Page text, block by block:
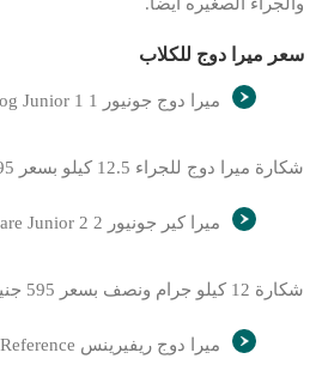
سعر ميرا دوج للكلاب
ميرا دوج جونيور 1 Mera Dog Junior 1
شكارة ميرا دوج للجراء 12.5 كيلو بسعر 595 جنيه
ميرا كير جونيور 2 Mera Care Junior 2
شكارة 12 كيلو جرام ونصف بسعر 595 جنيه
ميرا دوج ريفيرينس Mera Dog Reference